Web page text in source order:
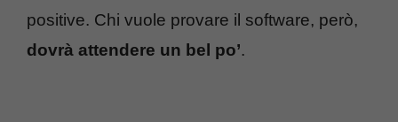
positive. Chi vuole provare il software, però,
dovrà attendere un bel po’.